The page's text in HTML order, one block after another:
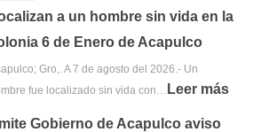
a un hombre sin vida en la
6 de Enero de Acapulco
Gro,. A 7 de agosto del 2026.- Un
fue localizado sin vida con…
Leer más
Gobierno de Acapulco aviso